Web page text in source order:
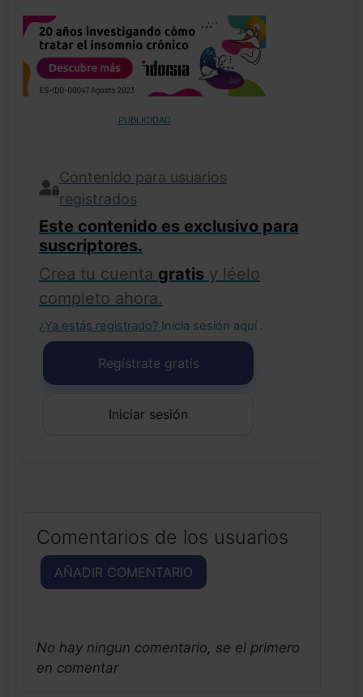
PUBLICIDAD
Contenido para usuarios
registrados
Este contenido es exclusivo para
suscriptores.
Crea tu cuenta gratis y léelo
completo ahora.
¿Ya estás registrado? Inicia sesión aquí .
Regístrate gratis
Iniciar sesión
Comentarios de los usuarios
AÑADIR COMENTARIO
No hay ningun comentario, se el primero
en comentar